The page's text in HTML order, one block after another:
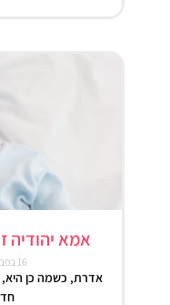
אמא יהודיה
16 בפברואר 2025
אדרת, כשמה כן היא,